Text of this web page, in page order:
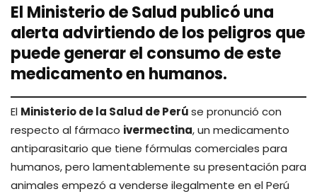
El Ministerio de Salud publicó una
alerta advirtiendo de los peligros que
puede generar el consumo de este
medicamento en humanos.
El Ministerio de la Salud de Perúse pronunció con
respecto al fármaco ivermectina, un medicamento
antiparasitario que tiene fórmulas comerciales para
humanos, pero lamentablemente su presentación para
animales empezó a venderse ilegalmente en el Perú